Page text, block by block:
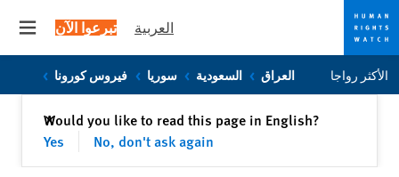
Skip
to
Skip
to
العربية تبرعوا الآن
الأكثر رواجا العراق السعودية سوريا فيروس كورونا
Would you like to read this page in English?
Yes
No, don't ask again
✕إغلاق